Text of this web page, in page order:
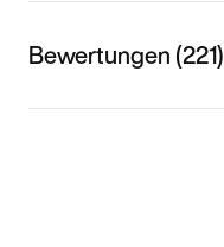
Bewertungen (221)